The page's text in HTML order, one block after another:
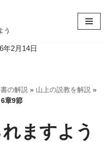
う
年2月14日
の解説 » 山上の説教を解説 »
章9節
ますよう